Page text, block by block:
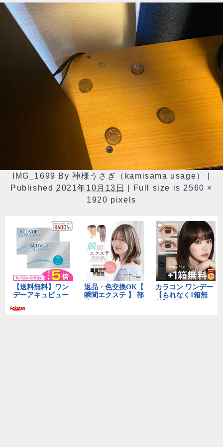
IMG_1699 By 神様うさぎ（kamisama usage）
Published 2021年10月13日 Full size is 2560 ×
1920 pixels